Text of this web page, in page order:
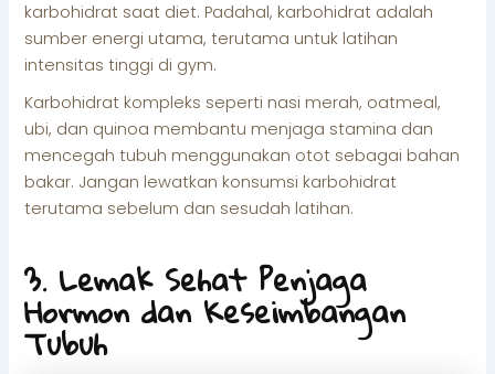
karbohidrat saat diet. Padahal, karbohidrat adalah
sumber energi utama, terutama untuk latihan
intensitas tinggi di gym.
Karbohidrat kompleks seperti nasi merah, oatmeal,
ubi, dan quinoa membantu menjaga stamina dan
mencegah tubuh menggunakan otot sebagai bahan
bakar. Jangan lewatkan konsumsi karbohidrat
terutama sebelum dan sesudah latihan.
3. Lemak Sehat Penjaga
Hormon dan Keseimbangan
Tubuh